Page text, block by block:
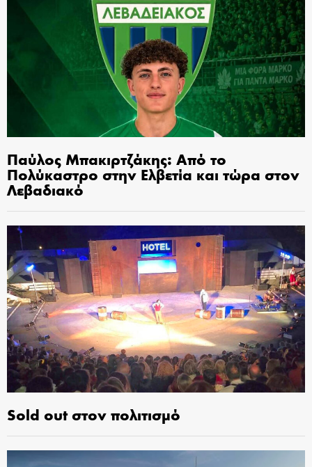
Παύλος Μπακιρτζάκης: Από το
Πολύκαστρο στην Ελβετία και τώρα στον
Λεβαδιακό
Sold out στον πολιτισμό